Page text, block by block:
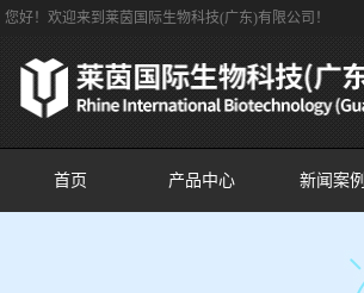
您好！欢迎来到莱茵国际生物科技(广东)有限公司！
首页 产品中心 新闻案例